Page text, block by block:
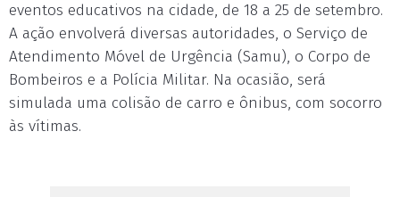
eventos educativos na cidade, de 18 a 25 de setembro.
A ação envolverá diversas autoridades, o Serviço de
Atendimento Móvel de Urgência (Samu), o Corpo de
Bombeiros e a Polícia Militar. Na ocasião, será
simulada uma colisão de carro e ônibus, com socorro
às vítimas.